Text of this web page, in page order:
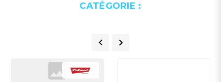
CATÉGORIE :
 